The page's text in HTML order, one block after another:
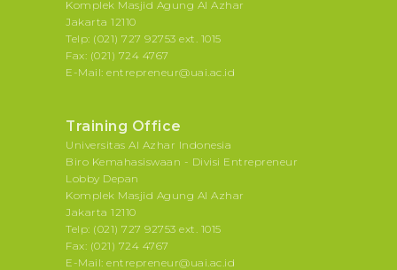
Komplek Masjid Agung Al Azhar
Jakarta 12110
Telp: (021) 727 92753 ext. 1015
Fax: (021) 724 4767
E-Mail: entrepreneur@uai.ac.id
Training Office
Universitas Al Azhar Indonesia
Biro Kemahasiswaan - Divisi Entrepreneur
Lobby Depan
Komplek Masjid Agung Al Azhar
Jakarta 12110
Telp: (021) 727 92753 ext. 1015
Fax: (021) 724 4767
E-Mail: entrepreneur@uai.ac.id